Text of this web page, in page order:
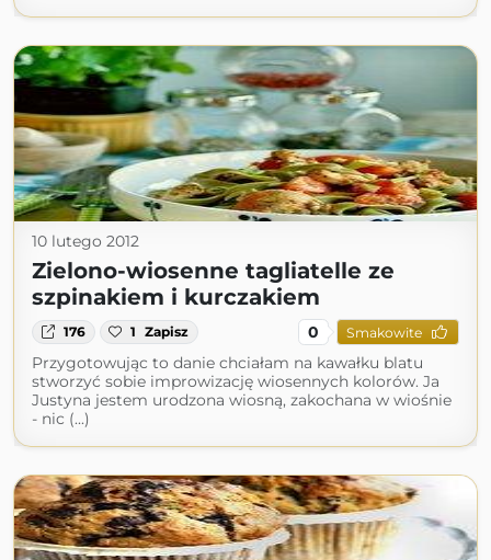
10 lutego 2012
Zielono-wiosenne tagliatelle ze
szpinakiem i kurczakiem
176 1 Zapisz 0 Smakowite
Przygotowując to danie chciałam na kawałku blatu
stworzyć sobie improwizację wiosennych kolorów. Ja
Justyna jestem urodzona wiosną, zakochana w wiośnie
- nic (...)